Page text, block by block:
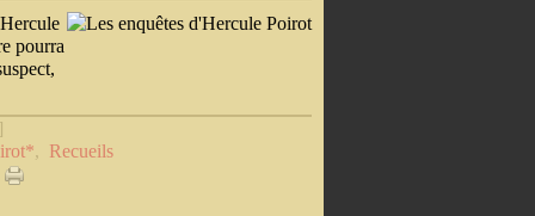
pourra
, Recueils